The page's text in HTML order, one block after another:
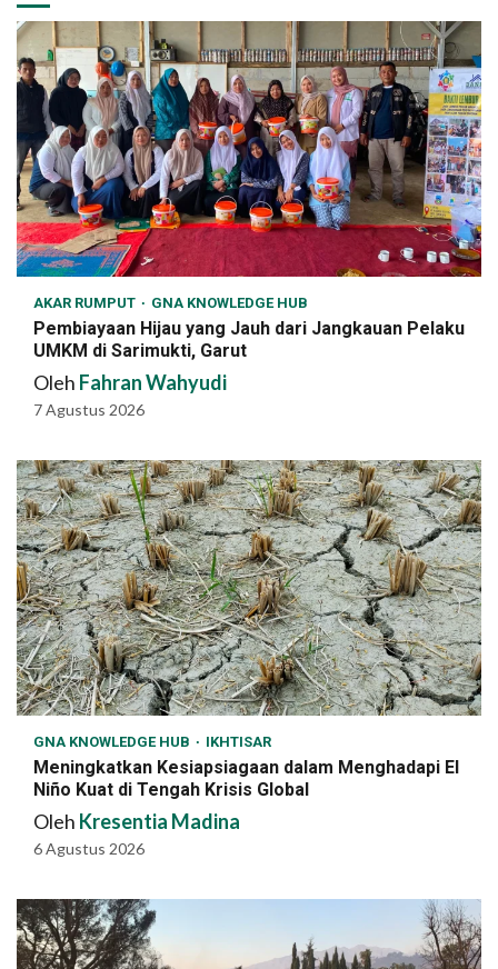
AKAR RUMPUT GNA KNOWLEDGE HUB
Pembiayaan Hijau yang Jauh dari Jangkauan Pelaku
UMKM di Sarimukti, Garut
Oleh Fahran Wahyudi
7 Agustus 2026
GNA KNOWLEDGE HUB IKHTISAR
Meningkatkan Kesiapsiagaan dalam Menghadapi El
Niño Kuat di Tengah Krisis Global
Oleh Kresentia Madina
6 Agustus 2026